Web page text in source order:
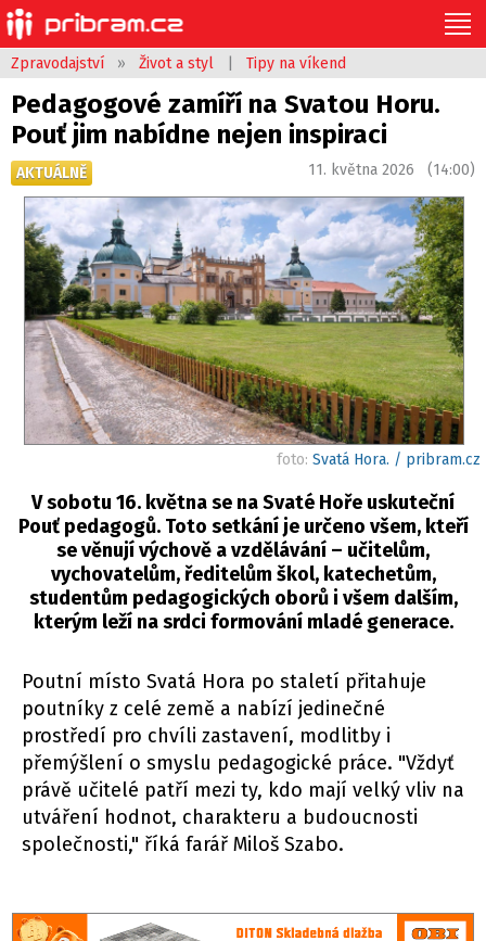
Zpravodajství » Život a styl Tipy na víkend
Pedagogové zamíří na Svatou Horu.
Pouť jim nabídne nejen inspiraci
AKTUÁLNĚ 11. května 2026 (14:00)
foto: Svatá Hora. / pribram.cz
V sobotu 16. května se na Svaté Hoře uskuteční
Pouť pedagogů. Toto setkání je určeno všem, kteří
se věnují výchově a vzdělávání – učitelům,
vychovatelům, ředitelům škol, katechetům,
studentům pedagogických oborů i všem dalším,
kterým leží na srdci formování mladé generace.
Poutní místo Svatá Hora po staletí přitahuje
poutníky z celé země a nabízí jedinečné
prostředí pro chvíli zastavení, modlitby i
přemýšlení o smyslu pedagogické práce. "Vždyť
právě učitelé patří mezi ty, kdo mají velký vliv na
utváření hodnot, charakteru a budoucnosti
společnosti," říká farář Miloš Szabo.